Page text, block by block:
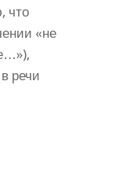
что
«не
речи